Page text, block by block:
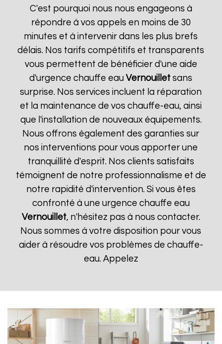
C'est pourquoi nous nous engageons à
répondre à vos appels en moins de 30
minutes et à intervenir dans les plus brefs
délais. Nos tarifs compétitifs et transparents
vous permettent de bénéficier d'une aide
d'urgence chauffe eauVernouillet sans
surprise. Nos services incluent la réparation
et la maintenance de vos chauffe-eau, ainsi
que l'installation de nouveaux équipements.
Nous offrons également des garanties sur
nos interventions pour vous apporter une
tranquillité d'esprit. Nos clients satisfaits
témoignent de notre professionnalisme et de
notre rapidité d'intervention. Si vous êtes
confronté à une urgence chauffe eau
Vernouillet, n'hésitez pas à nous contacter.
Nous sommes à votre disposition pour vous
aider à résoudre vos problèmes de chauffe-
eau. Appelez